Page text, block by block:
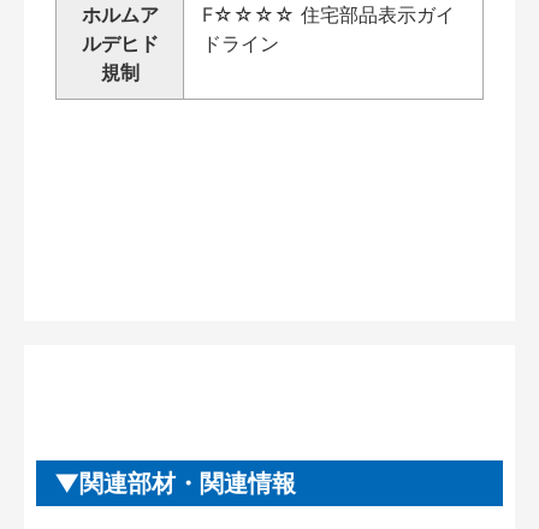
ホルムア
ルデヒド
規制
F☆☆☆☆ 住宅部品表示ガイ
ドライン
関連部材・関連情報